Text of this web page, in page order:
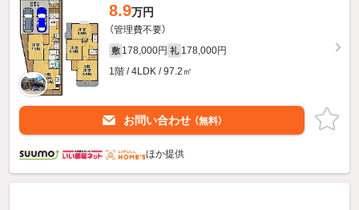
8.9万円
（管理費不要）
敷 178,000円 礼 178,000円
1階 / 4LDK / 97.2㎡
お問い合わせ （無料）
ほか提供